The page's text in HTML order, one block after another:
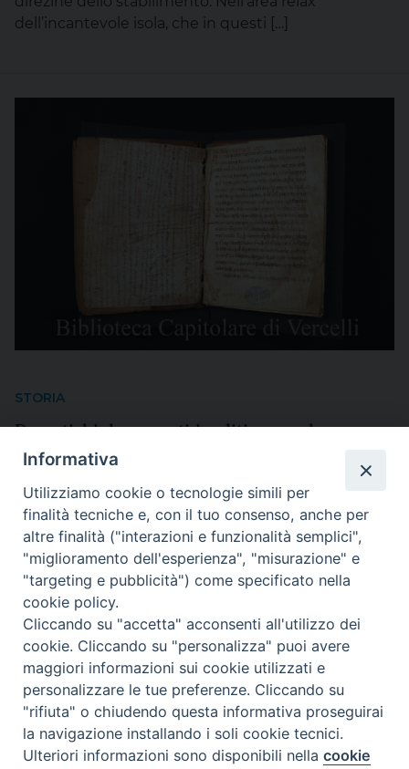
dell’incantevole isola, che in questi […]
STORIA
Da antichi documenti inediti nuova luce su
culto e storia di San Cataldo
l reperimento di due manoscritti antichissimi
rimette in discussione quanto sostenuto dalla
moderna storiografia su san Cataldo, che contesta il
ritrovamento del corpo in cattedrale: si torna
all’antico, alla tradizione della Chiesa tarantina: il
corpo di san Cataldo, come da narrazione del
Berlengerio, è stato effettivamente ritrovato
durante lo scavo delle fondamenta per il
rifacimento […]
Preferenze Cookie
Informativa
Utilizziamo cookie o tecnologie simili per
finalità tecniche e, con il tuo consenso, anche per
altre finalità ("interazioni e funzionalità semplici",
"miglioramento dell'esperienza", "misurazione" e
"targeting e pubblicità") come specificato nella
cookie policy.
Cliccando su "accetta" acconsenti all'utilizzo dei
cookie. Cliccando su "personalizza" puoi avere
maggiori informazioni sui cookie utilizzati e
personalizzare le tue preferenze. Cliccando su
"rifiuta" o chiudendo questa informativa proseguirai
la navigazione installando i soli cookie tecnici.
Ulteriori informazioni sono disponibili nellacookie